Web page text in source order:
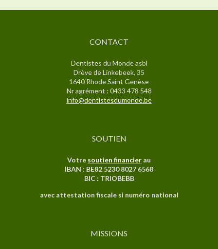
CONTACT
Dentistes du Monde asbl
Drève de Linkebeek, 35
1640 Rhode Saint Genèse
Nr agrément : 0433 478 548
info@dentistesdumonde.be
SOUTIEN
Votre soutien financier au
IBAN : BE82 5230 8027 6568
BIC : TRIOBEBB
avec attestation fiscale si numéro national
MISSIONS